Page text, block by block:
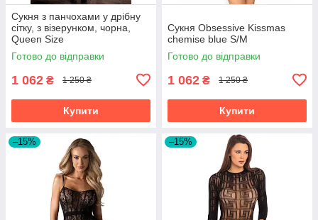
Сукня з панчохами у дрібну
сітку, з візерунком, чорна,
Queen Size
Готово до відправки
1 062 ₴ 1 250 ₴
Купити
Сукня Obsessive Kissmas
chemise blue S/M
Готово до відправки
1 062 ₴ 1 250 ₴
Купити
–15% –15%